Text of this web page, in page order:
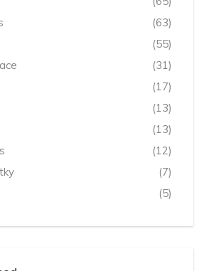
(63)
(55)
(31)
(17)
(13)
(13)
(12)
(7)
(5)